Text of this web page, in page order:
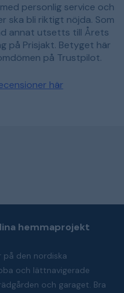
personlig service och
ska bli riktigt nöjda. Som
annat utsetts till Årets
på Prisjakt. Betyget här
på Trustpilot.
här
hemmaprojekt
på den nordiska
och lättnavigerade
och garaget. Bra